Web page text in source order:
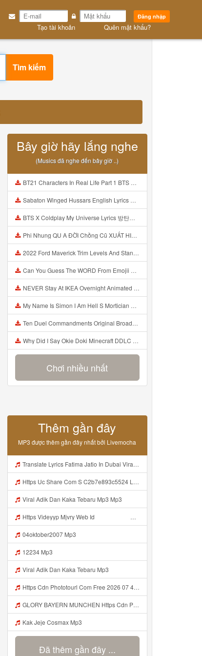
Đăng nhập
Tạo tài khoản Quên mật khẩu?
Tìm kiếm
Bây giờ hãy lắng nghe
(Musics đã nghe đến bây giờ ..)
BT21 Characters In Real Life Part 1 BTS AND BT21 방탄소년단 BT21 BT21아가들은 아빠조아 따라쟁이들 BTS Vs BT21 Mp3
Sabaton Winged Hussars English Lyrics Mp3
BTS X Coldplay My Universe Lyrics 방탄소년단 콜드플레이 My Universe 가사 Color Coded Lyrics Han Rom Eng Mp3
Phi Nhung QU A ĐỜI Chồng Cũ XUẤT HIỆN Khóc Hối Hận Vì Làm Điều KHỦNG KHIẾP Với Cô Mp3
2022 Ford Maverick Trim Levels And Standard Features Explained Mp3
Can You Guess The WORD From Emojii COMPOUND WORD EMOJII CHALLENGE 90 PEOPLE FAIL Guess Mp3
NEVER Stay At IKEA Overnight Animated SCP 3008 Horror Story Mp3
My Name Is Simon I Am Hell S Mortician And I Am Going To Kill God Creepypasta Mp3
Ten Duel Commandments Original Broadway Cast Of Hamilton Lyrics Mp3
Why Did I Say Okie Doki Minecraft DDLC Animated Music Video Song By The Stupendium Mp3
Chơi nhiều nhất
Thêm gần đây
MP3 được thêm gần đây nhất bởi Livemocha
Translate Lyrics Fatima Jatio In Dubai Viral Leak MP3 Mp3
Https Uc Share Com S C2b7e893c5524 La Id Mp3
Viral Adik Dan Kaka Tebaru Mp3 Mp3
Https Videyyp Mjvry Web Id ᅠ ᅠ ᅠ ᅠ ᅠ ᅠ ᅠ ᅠ ᅠ ᅠ ᅠ ᅠ ᅠ ᅠ ᅠ ᅠ ᅠ ᅠ ᅠ ᅠ Ok ᅠ ᅠ ᅠ ᅠ ᅠ ᅠ Https Videyyp Mjvry Web Id Mp3
04oktober2007 Mp3
12234 Mp3
Viral Adik Dan Kaka Tebaru Mp3
Https Cdn Phototourl Com Free 2026 07 4bb7 9368 9a12a0079050 Jpg Mp3
GLORY BAYERN MUNCHEN Https Cdn Phototourl Com Free 2026 07 01 473d334d 92dc 416a A7e4 C0f29dfe2354 Jpg Mp3
Kak Jeje Cosmax Mp3
Đã thêm gần đây ...